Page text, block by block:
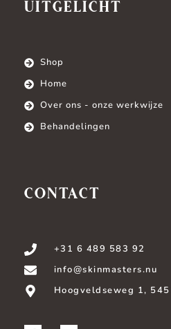
UITGELICHT
Shop
Home
Over ons - onze werkwijze
Behandelingen
CONTACT
+31 6 489 583 92
info@skinmasters.nu
Hoogveldseweg 1,